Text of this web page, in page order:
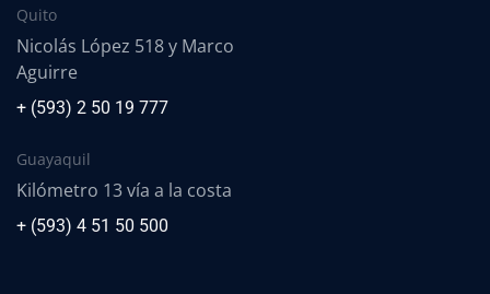
Quito
Nicolás López 518 y Marco
Aguirre
+ (593) 2 50 19 777
Guayaquil
Kilómetro 13 vía a la costa
+ (593) 4 51 50 500